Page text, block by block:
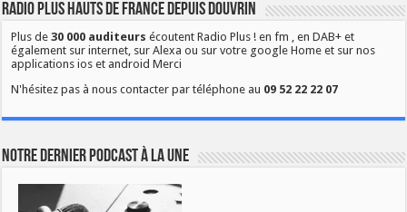
Radio Plus Hauts de France depuis Douvrin
Plus de30 000 auditeurs écoutent Radio Plus ! en fm , en DAB+ et
également sur internet, sur Alexa ou sur votre google Home et sur nos
applications ios et android Merci
N'hésitez pas à nous contacter par téléphone au 09 52 22 22 07
Notre dernier podcast à la une